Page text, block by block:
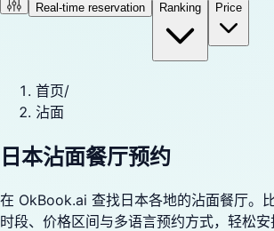
Real-time reservation Ranking Price
首页/
沾面
日本沾面餐厅预约
在 OkBook.ai 查找日本各地的沾面餐厅。
时段、价格区间与多语言预约方式，轻松安